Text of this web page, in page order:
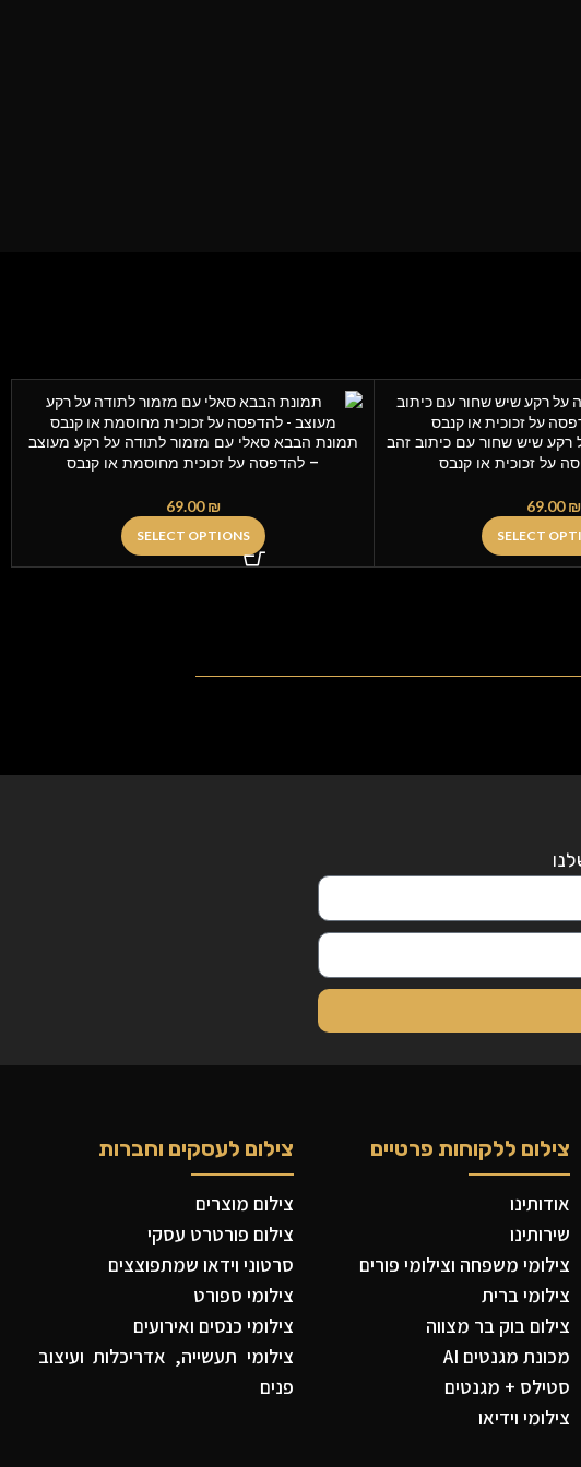
רקע שיש שחור עם כיתוב זהב
על זכוכית או קנבס
69.00₪
SELECT
תמונת הבבא סאלי עם מזמור לתודה על רקע מעוצב
– להדפסה על זכוכית מחוסמת או קנבס
69.00₪
SELECT OPTIONS
צילום ללקוחות פרטיים
אודותינו
שירותינו
צילומי משפחה וצילומי פורים
צילומי ברית
צילום בוק בר מצווה
מכונת מגנטים AI
סטילס + מגנטים
צילומי וידיאו
צילום לעסקים וחברות
צילום מוצרים
צילום פורטרט עסקי
סרטוני וידאו שמתפוצצים
צילומי ספורט
צילומי כנסים ואירועים
צילומי תעשייה, אדריכלות ועיצוב
פנים